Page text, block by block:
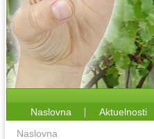
Naslovna Aktuelnosti
Naslovna